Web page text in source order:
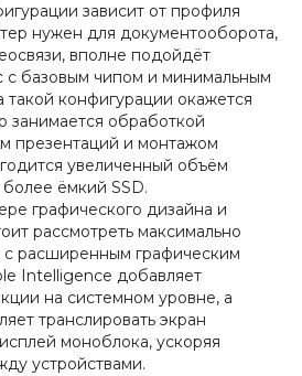
зависит от профиля
нужен для документооборота,
вполне подойдёт
с базовым чипом и минимальным
конфигурации окажется
занимается обработкой
презентаций и монтажом
увеличенный объём
ёмкий SSD.
графического дизайна и
рассмотреть максимально
расширенным графическим
Intelligence добавляет
на системном уровне, а
транслировать экран
моноблока, ускоряя
устройствами.